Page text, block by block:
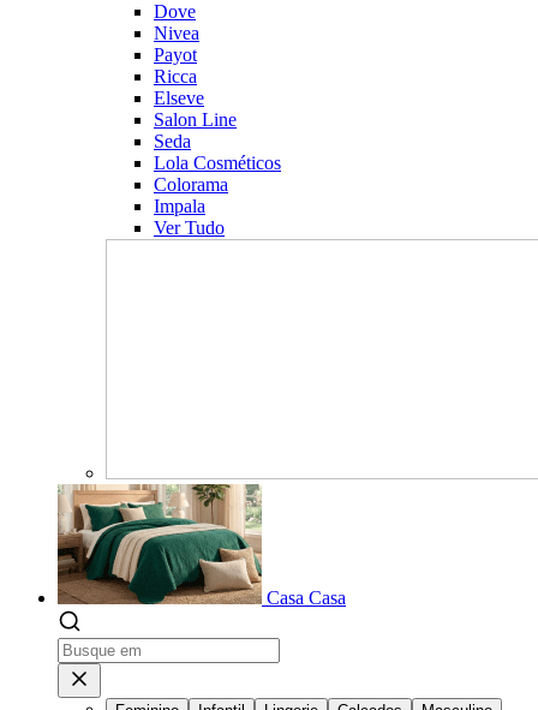
Dove
Nivea
Payot
Ricca
Elseve
Salon Line
Seda
Lola Cosméticos
Colorama
Impala
Ver Tudo
Casa Casa